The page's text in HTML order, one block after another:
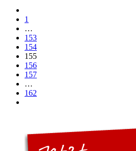
1
…
153
154
155
156
157
…
162